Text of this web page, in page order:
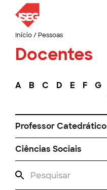
Início/ Pessoas
Docentes
A B C D E F G
Professor Catedrático
Ciências Sociais